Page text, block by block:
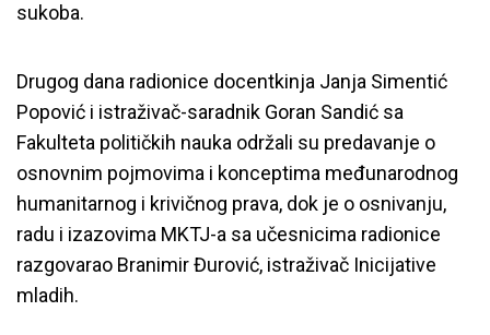
sukoba.
Drugog dana radionice docentkinja Janja Simentić
Popović i istraživač-saradnik Goran Sandić sa
Fakulteta političkih nauka održali su predavanje o
osnovnim pojmovima i konceptima međunarodnog
humanitarnog i krivičnog prava, dok je o osnivanju,
radu i izazovima MKTJ-a sa učesnicima radionice
razgovarao Branimir Đurović, istraživač Inicijative
mladih.